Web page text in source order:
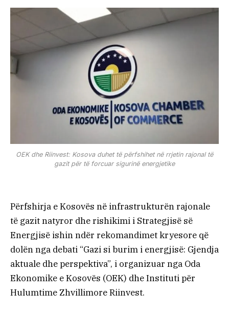
OEK dhe Riinvest: Kosova duhet të përfshihet në rrjetin rajonal të
gazit për të forcuar sigurinë energjetike
Përfshirja e Kosovës në infrastrukturën rajonale
të gazit natyror dhe rishikimi i Strategjisë së
Energjisë ishin ndër rekomandimet kryesore që
dolën nga debati “Gazi si burim i energjisë: Gjendja
aktuale dhe perspektiva”, i organizuar nga Oda
Ekonomike e Kosovës (OEK) dhe Instituti për
Hulumtime Zhvillimore Riinvest.